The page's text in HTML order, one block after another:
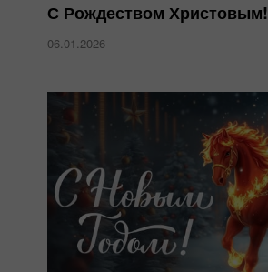
С Рождеством Христовым!
06.01.2026